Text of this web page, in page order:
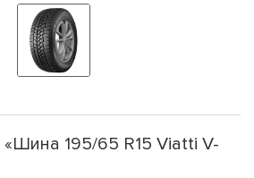
«Шина 195/65 R15 Viatti V-